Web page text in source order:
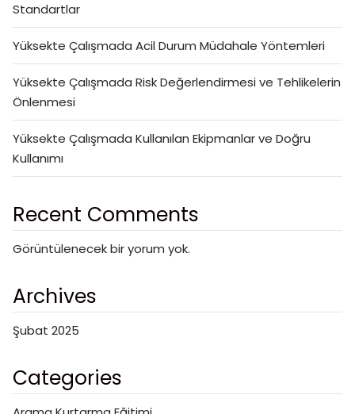
Standartlar
Yüksekte Çalışmada Acil Durum Müdahale Yöntemleri
Yüksekte Çalışmada Risk Değerlendirmesi ve Tehlikelerin
Önlenmesi
Yüksekte Çalışmada Kullanılan Ekipmanlar ve Doğru
Kullanımı
Recent Comments
Görüntülenecek bir yorum yok.
Archives
Şubat 2025
Categories